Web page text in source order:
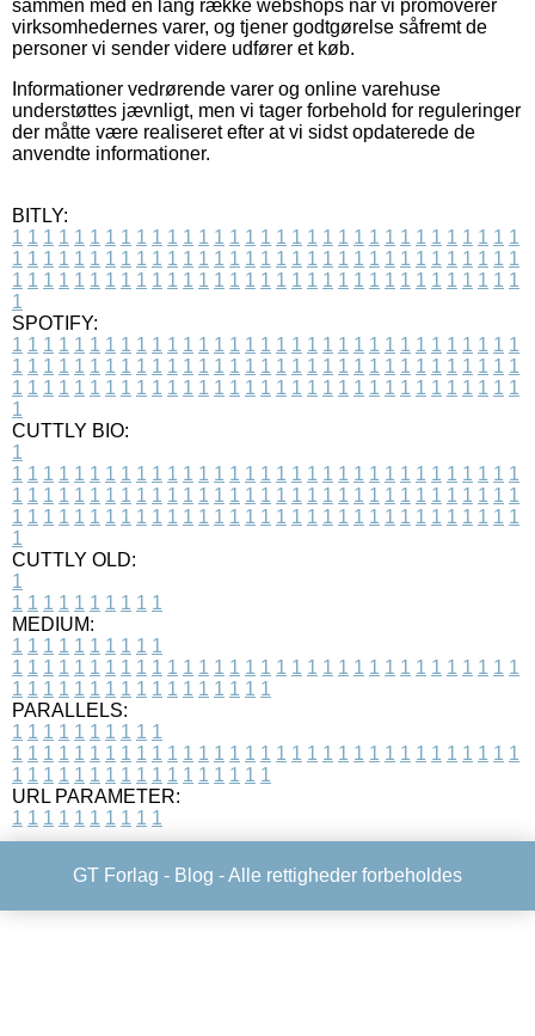
sammen med en lang række webshops når vi promoverer
virksomhedernes varer, og tjener godtgørelse såfremt de
personer vi sender videre udfører et køb.
Informationer vedrørende varer og online varehuse
understøttes jævnligt, men vi tager forbehold for reguleringer
der måtte være realiseret efter at vi sidst opdaterede de
anvendte informationer.
BITLY:
1 1 1 1 1 1 1 1 1 1 1 1 1 1 1 1 1 1 1 1 1 1 1 1 1 1 1 1 1 1 1 1 1
1 1 1 1 1 1 1 1 1 1 1 1 1 1 1 1 1 1 1 1 1 1 1 1 1 1 1 1 1 1 1 1 1
1 1 1 1 1 1 1 1 1 1 1 1 1 1 1 1 1 1 1 1 1 1 1 1 1 1 1 1 1 1 1 1 1
1
SPOTIFY:
1 1 1 1 1 1 1 1 1 1 1 1 1 1 1 1 1 1 1 1 1 1 1 1 1 1 1 1 1 1 1 1 1
1 1 1 1 1 1 1 1 1 1 1 1 1 1 1 1 1 1 1 1 1 1 1 1 1 1 1 1 1 1 1 1 1
1 1 1 1 1 1 1 1 1 1 1 1 1 1 1 1 1 1 1 1 1 1 1 1 1 1 1 1 1 1 1 1 1
1
CUTTLY BIO:
1
1 1 1 1 1 1 1 1 1 1 1 1 1 1 1 1 1 1 1 1 1 1 1 1 1 1 1 1 1 1 1 1 1
1 1 1 1 1 1 1 1 1 1 1 1 1 1 1 1 1 1 1 1 1 1 1 1 1 1 1 1 1 1 1 1 1
1 1 1 1 1 1 1 1 1 1 1 1 1 1 1 1 1 1 1 1 1 1 1 1 1 1 1 1 1 1 1 1 1
1
CUTTLY OLD:
1
1 1 1 1 1 1 1 1 1 1
MEDIUM:
1 1 1 1 1 1 1 1 1 1
1 1 1 1 1 1 1 1 1 1 1 1 1 1 1 1 1 1 1 1 1 1 1 1 1 1 1 1 1 1 1 1 1
1 1 1 1 1 1 1 1 1 1 1 1 1 1 1 1 1
PARALLELS:
1 1 1 1 1 1 1 1 1 1
1 1 1 1 1 1 1 1 1 1 1 1 1 1 1 1 1 1 1 1 1 1 1 1 1 1 1 1 1 1 1 1 1
1 1 1 1 1 1 1 1 1 1 1 1 1 1 1 1 1
URL PARAMETER:
1 1 1 1 1 1 1 1 1 1
GT Forlag - Blog - Alle rettigheder forbeholdes